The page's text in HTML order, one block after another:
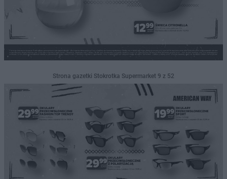
Strona gazetki Stokrotka Supermarket 9 z 52